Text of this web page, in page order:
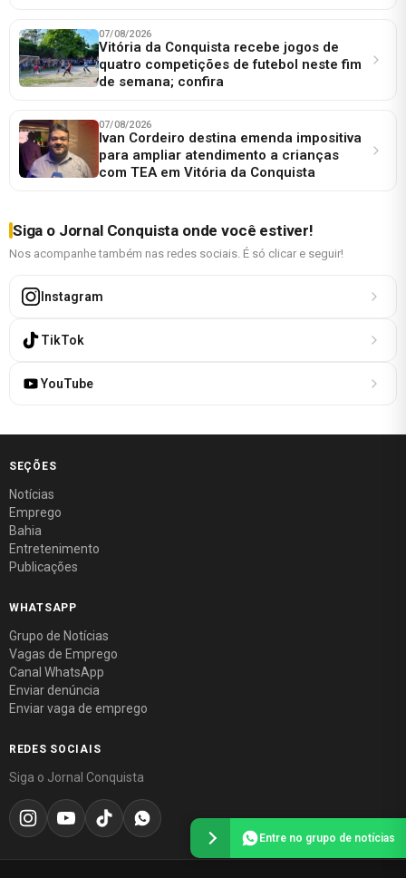
07/08/2026
Vitória da Conquista recebe jogos de
quatro competições de futebol neste fim
de semana; confira
07/08/2026
Ivan Cordeiro destina emenda impositiva
para ampliar atendimento a crianças
com TEA em Vitória da Conquista
Siga o Jornal Conquista onde você estiver!
Nos acompanhe também nas redes sociais. É só clicar e seguir!
Instagram
TikTok
YouTube
SEÇÕES
Notícias
Emprego
Bahia
Entretenimento
Publicações
WHATSAPP
Grupo de Notícias
Vagas de Emprego
Canal WhatsApp
Enviar denúncia
Enviar vaga de emprego
REDES SOCIAIS
Siga o Jornal Conquista
Entre no grupo de notícias